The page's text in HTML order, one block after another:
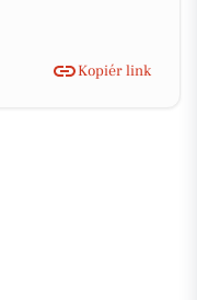
Kopiér link